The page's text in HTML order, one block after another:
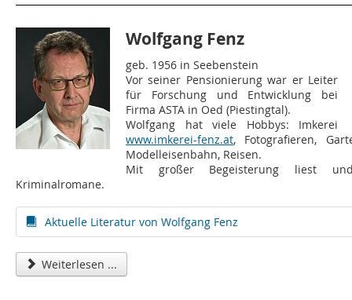
Wolfgang Fenz
geb. 1956 in Seebenstein
Vor seiner Pensionierung war er Leiter
für Forschung und Entwicklung bei
Firma ASTA in Oed (Piestingtal).
Wolfgang hat viele Hobbys: Imkerei
www.imkerei-fenz.at, Fotografieren,
Modelleisenbahn, Reisen.
Mit großer Begeisterung liest
Kriminalromane.
Aktuelle Literatur von Wolfgang Fenz
Weiterlesen ...